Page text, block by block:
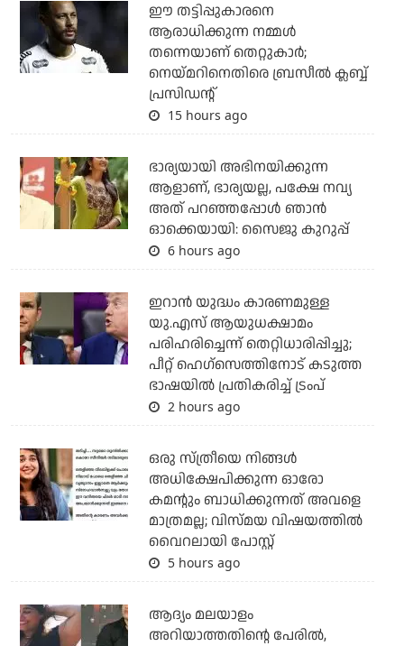
ഈ തട്ടിപ്പുകാരനെ
ആരാധിക്കുന്ന നമ്മള്‍
തന്നെയാണ് തെറ്റുകാര്‍;
നെയ്മറിനെതിരെ ബ്രസീല്‍ ക്ലബ്ബ്
പ്രസിഡന്റ്
15 hours ago
ഭാര്യയായി അഭിനയിക്കുന്ന
ആളാണ്, ഭാര്യയല്ല, പക്ഷേ നവ്യ
അത് പറഞ്ഞപ്പോള്‍ ഞാന്‍
ഓക്കെയായി: സൈജു കുറുപ്പ്
6 hours ago
ഇറാന്‍ യുദ്ധം കാരണമുള്ള
യു.എസ് ആയുധക്ഷാമം
പരിഹരിച്ചെന്ന് തെറ്റിധാരിപ്പിച്ചു;
പീറ്റ് ഹെഗ്‌സെത്തിനോട് കടുത്ത
ഭാഷയില്‍ പ്രതികരിച്ച് ട്രംപ്
2 hours ago
ഒരു സ്ത്രീയെ നിങ്ങള്‍
അധിക്ഷേപിക്കുന്ന ഓരോ
കമന്റും ബാധിക്കുന്നത് അവളെ
മാത്രമല്ല; വിസ്മയ വിഷയത്തില്‍
വൈറലായി പോസ്റ്റ്
5 hours ago
ആദ്യം മലയാളം
അറിയാത്തതിന്റെ പേരില്‍,